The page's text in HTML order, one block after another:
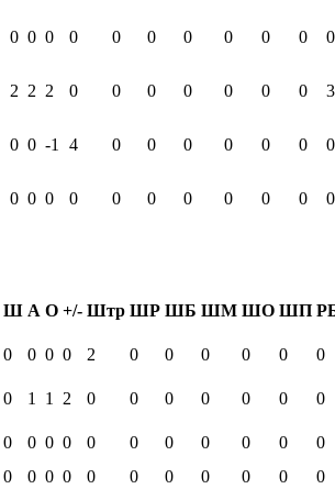
0 0 0 0 0 0 0 0 0 0 0
2 2 2 0 0 0 0 0 0 0 3
0 0 -1 4 0 0 0 0 0 0 0
0 0 0 0 0 0 0 0 0 0 0
Ш А О +/- Штр ШР ШБ ШМ ШО ШП
0 0 0 0 2 0 0 0 0 0 0
0 1 1 2 0 0 0 0 0 0 0
0 0 0 0 0 0 0 0 0 0
0
0 0 0 0 0 0 0 0 0 0
0